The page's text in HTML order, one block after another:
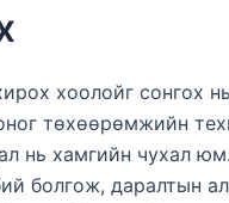
хоолойг сонгох
төхөөрөмжийн
нь хамгийн чухал
болгож, даралтын